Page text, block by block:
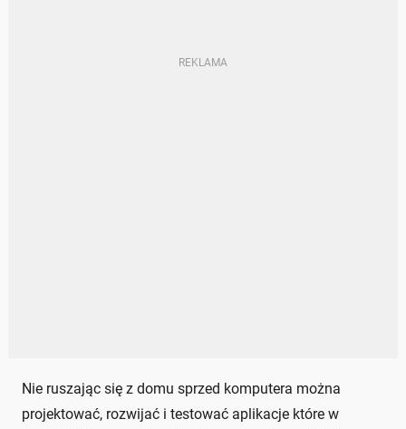
Nie ruszając się z domu sprzed komputera można
projektować, rozwijać i testować aplikacje które w